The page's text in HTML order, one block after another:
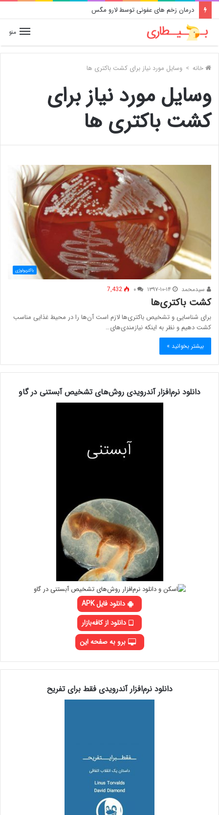
درمان زخم های عفونی توسط لارو مگس
منو
خانه > وسایل مورد نیاز برای کشت باکتری ها
وسایل مورد نیاز برای
کشت باکتری ها
باکتریولوژی
سیدمحمد ۱۳۹۷-۱۰-۱۴ ۰ 7,432
کشت باکتری‌ها
برای شناسایی و تشخیص باکتری‌ها لازم است آن‌ها را در محیط غذایی مناسب
کشت دهیم و نظر به اینکه نیازمندی‌های…
بیشتر بخوانید »
دانلود نرم‌افزار آندرویدی روش‌های تشخیص آبستنی در گاو
دانلود فایل APK
دانلود از کافه‌بازار
برو به صفحه این
دانلود نرم‌افزار آندرویدی فقط برای تفریح